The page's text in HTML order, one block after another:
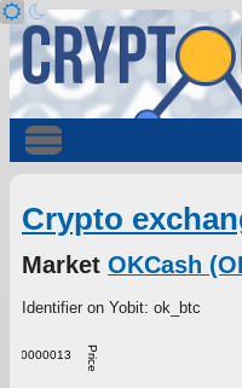
Crypto
Market OKCash
Identifier on Yobit: ok_btc
Price
0.00000013